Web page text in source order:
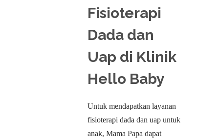
Fisioterapi
Dada dan
Uap di Klinik
Hello Baby
Untuk mendapatkan layanan
fisioterapi dada dan uap untuk
anak, Mama Papa dapat